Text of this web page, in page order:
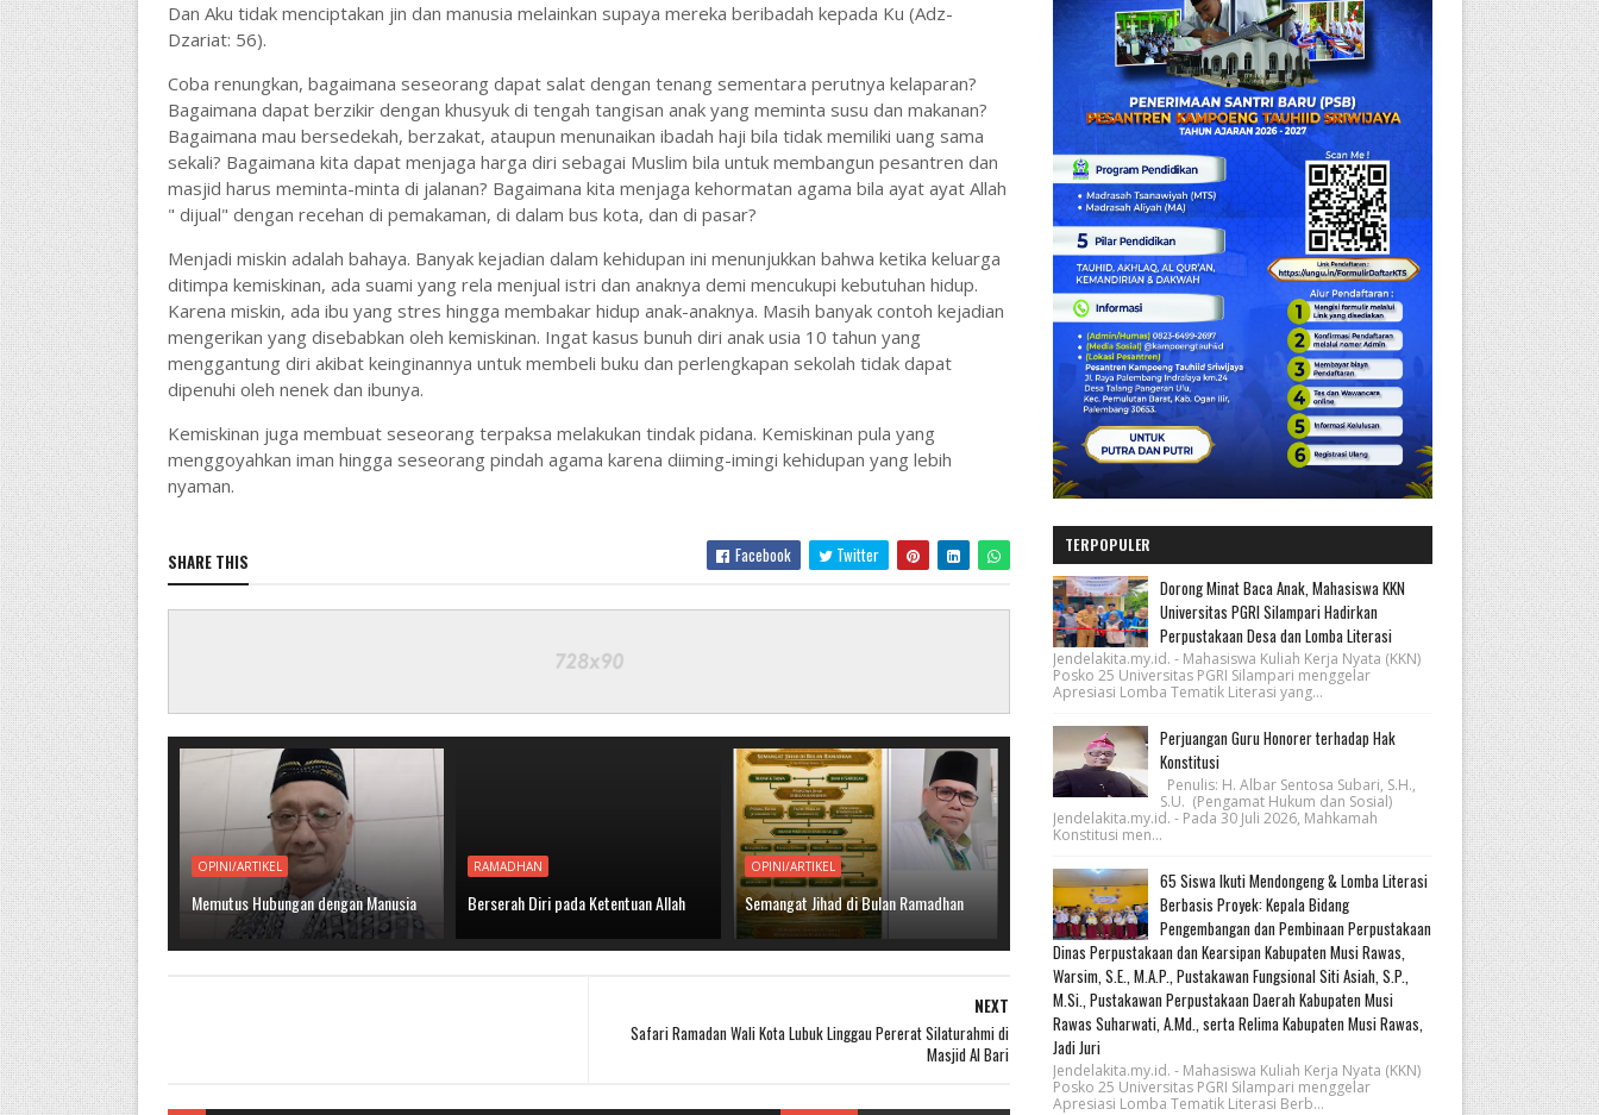
Dan Aku tidak menciptakan jin dan manusia melainkan supaya mereka beribadah kepada Ku (Adz-
Dzariat: 56).
Coba renungkan, bagaimana seseorang dapat salat dengan tenang sementara perutnya kelaparan?
Bagaimana dapat berzikir dengan khusyuk di tengah tangisan anak yang meminta susu dan makanan?
Bagaimana mau bersedekah, berzakat, ataupun menunaikan ibadah haji bila tidak memiliki uang sama
sekali? Bagaimana kita dapat menjaga harga diri sebagai Muslim bila untuk membangun pesantren dan
masjid harus meminta-minta di jalanan? Bagaimana kita menjaga kehormatan agama bila ayat ayat Allah
" dijual" dengan recehan di pemakaman, di dalam bus kota, dan di pasar?
Menjadi miskin adalah bahaya. Banyak kejadian dalam kehidupan ini menunjukkan bahwa ketika keluarga
ditimpa kemiskinan, ada suami yang rela menjual istri dan anaknya demi mencukupi kebutuhan hidup.
Karena miskin, ada ibu yang stres hingga membakar hidup anak-anaknya. Masih banyak contoh kejadian
mengerikan yang disebabkan oleh kemiskinan. Ingat kasus bunuh diri anak usia 10 tahun yang
menggantung diri akibat keinginannya untuk membeli buku dan perlengkapan sekolah tidak dapat
dipenuhi oleh nenek dan ibunya.
Kemiskinan juga membuat seseorang terpaksa melakukan tindak pidana. Kemiskinan pula yang
menggoyahkan iman hingga seseorang pindah agama karena diiming-imingi kehidupan yang lebih
nyaman.
SHARE THIS Facebook Twitter
OPINI/ARTIKEL
Memutus Hubungan dengan Manusia
RAMADHAN
Berserah Diri pada Ketentuan Allah
OPINI/ARTIKEL
Semangat Jihad di Bulan Ramadhan
NEXT
Safari Ramadan Wali Kota Lubuk Linggau Pererat Silaturahmi di
Masjid Al Bari
TERPOPULER
Dorong Minat Baca Anak, Mahasiswa KKN
Universitas PGRI Silampari Hadirkan
Perpustakaan Desa dan Lomba Literasi
Jendelakita.my.id. - Mahasiswa Kuliah Kerja Nyata (KKN)
Posko 25 Universitas PGRI Silampari menggelar
Apresiasi Lomba Tematik Literasi yang...
Perjuangan Guru Honorer terhadap Hak
Konstitusi
Penulis: H. Albar Sentosa Subari, S.H.,
S.U. (Pengamat Hukum dan Sosial)
Jendelakita.my.id. - Pada 30 Juli 2026, Mahkamah
Konstitusi men...
65 Siswa Ikuti Mendongeng & Lomba Literasi
Berbasis Proyek: Kepala Bidang
Pengembangan dan Pembinaan Perpustakaan
Dinas Perpustakaan dan Kearsipan Kabupaten Musi Rawas,
Warsim, S.E., M.A.P., Pustakawan Fungsional Siti Asiah, S.P.,
M.Si., Pustakawan Perpustakaan Daerah Kabupaten Musi
Rawas Suharwati, A.Md., serta Relima Kabupaten Musi Rawas,
Jadi Juri
Jendelakita.my.id. - Mahasiswa Kuliah Kerja Nyata (KKN)
Posko 25 Universitas PGRI Silampari menggelar
Apresiasi Lomba Tematik Literasi Berb...